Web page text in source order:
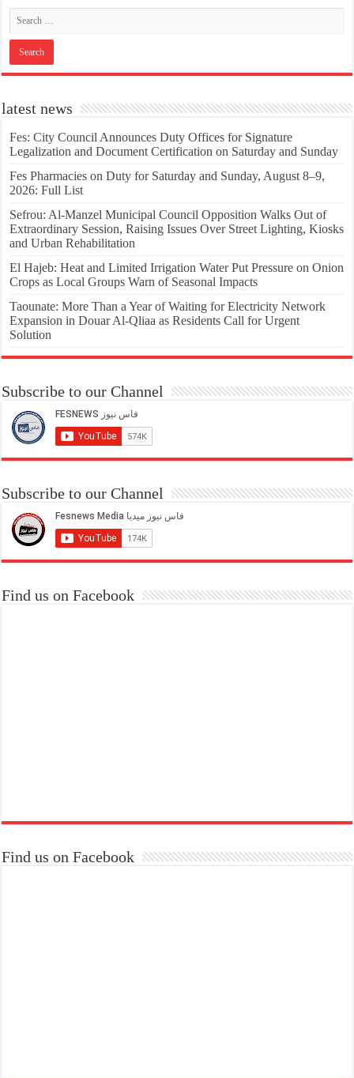
latest news
Fes: City Council Announces Duty Offices for Signature
Legalization and Document Certification on Saturday and Sunday
Fes Pharmacies on Duty for Saturday and Sunday, August 8–9,
2026: Full List
Sefrou: Al-Manzel Municipal Council Opposition Walks Out of
Extraordinary Session, Raising Issues Over Street Lighting, Kiosks
and Urban Rehabilitation
El Hajeb: Heat and Limited Irrigation Water Put Pressure on Onion
Crops as Local Groups Warn of Seasonal Impacts
Taounate: More Than a Year of Waiting for Electricity Network
Expansion in Douar Al-Qliaa as Residents Call for Urgent
Solution
Subscribe to our Channel
Subscribe to our Channel
Find us on Facebook
Find us on Facebook